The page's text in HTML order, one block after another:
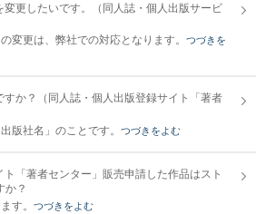
変更したいです。（同人誌・個人出版サービ
変更は、弊社での対応となります。 つづきを
すか？（同人誌・個人出版登録サイト「著者
版社名」のことです。 つづきをよむ
「著者センター」販売申請した作品はスト
か？
す。 つづきをよむ